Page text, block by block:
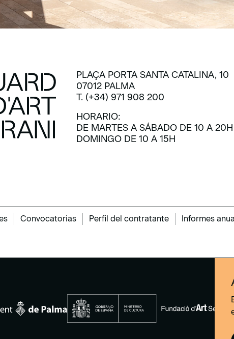
PLAÇA PORTA SANTA CATALINA, 10
07012 PALMA
T. (+34) 971 908 200
HORARIO:
DE MARTES A SÁBADO DE 10 A 20H
DOMINGO DE 10 A 15H
Convocatorias Perfil del contratante Informes